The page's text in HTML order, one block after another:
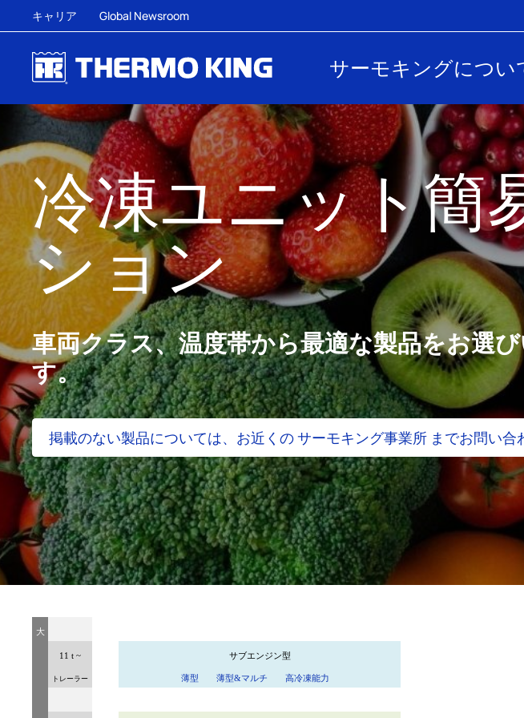
キャリア Global Newsroom
サーモキングについ
冷凍ユニット簡
ション
車両クラス、温度帯から最適な製品をお選
す。
掲載のない製品については、お近くの サーモキング事業所 までお問い合
大
11 t ~
トレーラー
サブエンジン型
薄型 薄型&マルチ 高冷凍能力